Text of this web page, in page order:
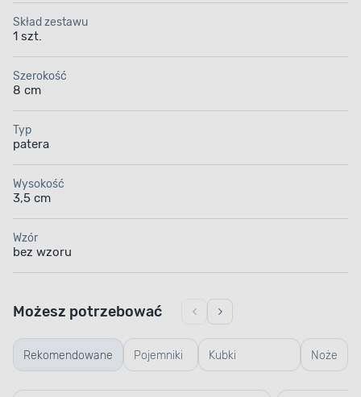
Skład zestawu
1 szt.
Szerokość
8 cm
Typ
patera
Wysokość
3,5 cm
Wzór
bez wzoru
Rekomendowane Pojemniki
szklane
Kubki
termiczne i
Noże
Możesz potrzebować